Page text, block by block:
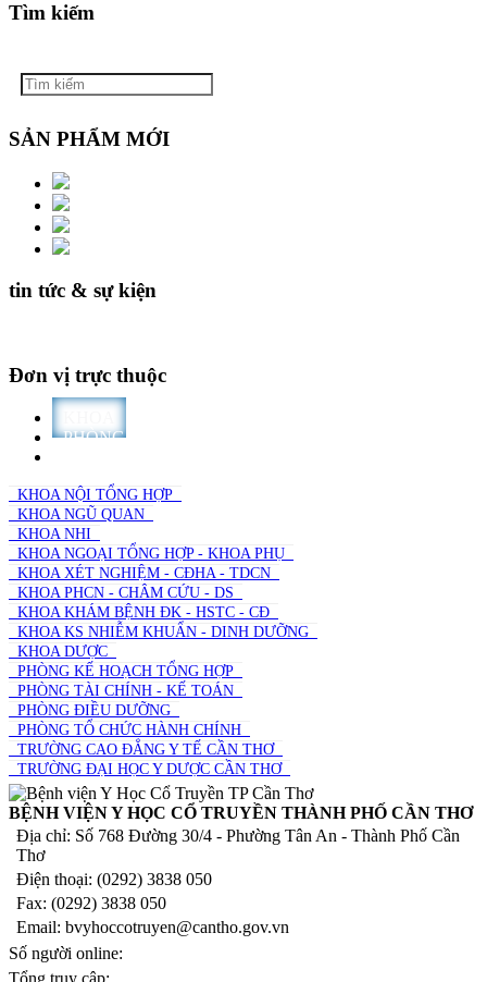
Tìm kiếm
SẢN PHẨM MỚI
tin tức & sự kiện
Đơn vị trực thuộc
PHÒNG
KHOA NỘI TỔNG HỢP
KHOA NGŨ QUAN
KHOA NHI
KHOA NGOẠI TỔNG HỢP - KHOA PHỤ
KHOA XÉT NGHIỆM - CĐHA - TDCN
KHOA PHCN - CHÂM CỨU - DS
KHOA KHÁM BỆNH ĐK - HSTC - CĐ
KHOA KS NHIỄM KHUẨN - DINH DƯỠNG
KHOA DƯỢC
PHÒNG KẾ HOẠCH TỔNG HỢP
PHÒNG TÀI CHÍNH - KẾ TOÁN
PHÒNG ĐIỀU DƯỠNG
PHÒNG TỔ CHỨC HÀNH CHÍNH
TRƯỜNG CAO ĐẲNG Y TẾ CẦN THƠ
TRƯỜNG ĐẠI HỌC Y DƯỢC CẦN THƠ
BỆNH VIỆN Y HỌC CỔ TRUYỀN THÀNH PHỐ CẦN THƠ
Địa chỉ: Số 768 Đường 30/4 - Phường Tân An - Thành Phố Cần
Thơ
Điện thoại: (0292) 3838 050
Fax: (0292) 3838 050
Email: bvyhoccotruyen@cantho.gov.vn
Số người online:
Tổng truy cập: